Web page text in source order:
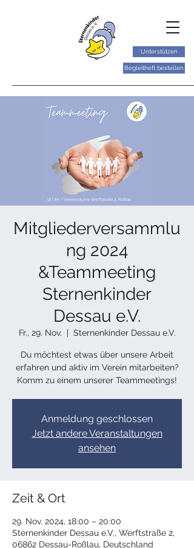
Unterstützen
Begleitheft bestellen
Mitgliederversammlu
ng 2024
&Teammeeting
Sternenkinder
Dessau e.V.
Fr., 29. Nov.
  |
Sternenkinder Dessau e.V.
Du möchtest etwas über unsere Arbeit
erfahren und aktiv im Verein mitarbeiten?
Komm zu einem unserer Teammeetings!
Anmeldung geschlossen
Jetzt andere Veranstaltungen
ansehen
Zeit & Ort
29. Nov. 2024, 18:00 – 20:00
Sternenkinder Dessau e.V., Werftstraße 2,
06862 Dessau-Roßlau, Deutschland